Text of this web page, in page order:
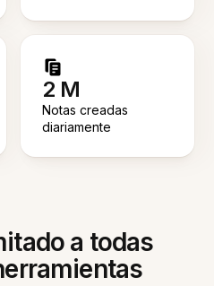
2 M
Notas creadas
diariamente
a todas